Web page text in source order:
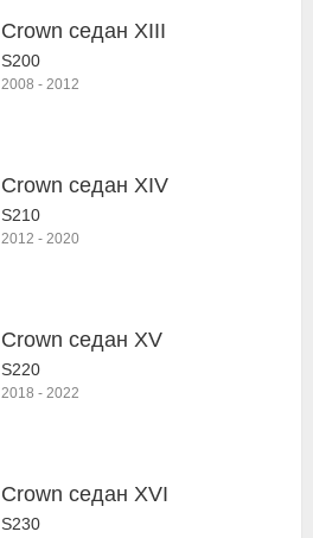
Crown седан XIII
S200
2008 - 2012
Crown седан XIV
S210
2012 - 2020
Crown седан XV
S220
2018 - 2022
Crown седан XVI
S230